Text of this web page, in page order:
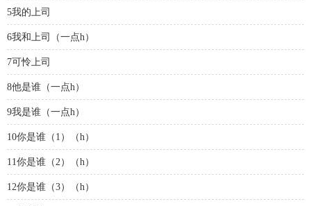
5我的上司
6我和上司（一点h）
7可怜上司
8他是谁（一点h）
9我是谁（一点h）
10你是谁（1）（h）
11你是谁（2）（h）
12你是谁（3）（h）